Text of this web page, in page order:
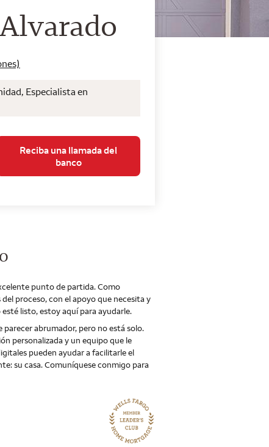
Wells Fargo Home
Especialista en
Reciba una llamada del
banco
punto de partida. Como
proceso, con el apoyo que necesita y
listo, estoy aquí para ayudarle.
abrumador, pero no está solo.
personalizada y un equipo que le
pueden ayudar a facilitarle el
su casa. Comuníquese conmigo para